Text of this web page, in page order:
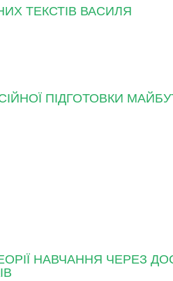
ТЕКСТІВ ВАСИЛЯ
ПІДГОТОВКИ
НАВЧАННЯ ЧЕРЕЗ